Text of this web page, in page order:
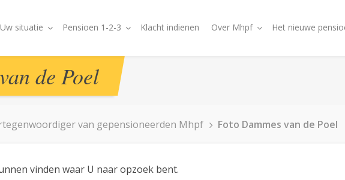
Uw situatie Pensioen 1-2-3 Klacht indienen Over Mhpf Het nieuwe
de Poel
van gepensioneerden Mhpf Foto Dammes van de Poel
vinden waar U naar opzoek bent.